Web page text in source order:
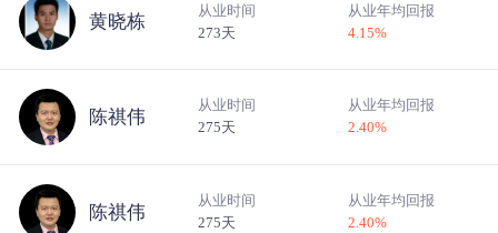
黄晓栋
从业时间
273天
从业年均回报
4.15%
陈祺伟
从业时间
275天
从业年均回报
2.40%
陈祺伟
从业时间
275天
从业年均回报
2.40%